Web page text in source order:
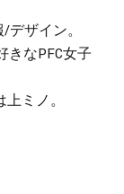
ザイン。
きなPFC女子
ミノ。